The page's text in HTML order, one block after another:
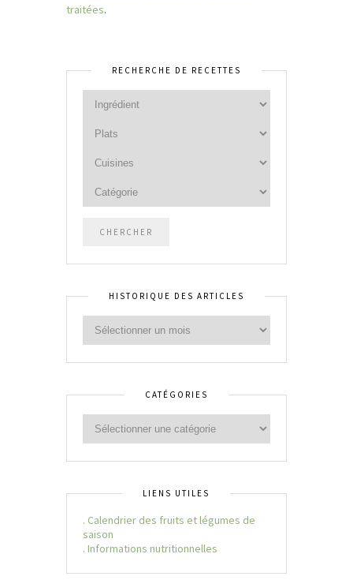
traitées.
RECHERCHE DE RECETTES
HISTORIQUE DES ARTICLES
CATÉGORIES
LIENS UTILES
. Calendrier des fruits et légumes de
saison
. Informations nutritionnelles